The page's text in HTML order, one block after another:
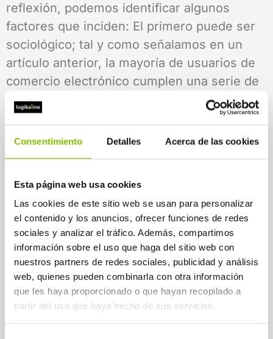
Consentimiento Detalles Acerca de las cookies
Esta página web usa cookies
Las cookies de este sitio web se usan para personalizar
el contenido y los anuncios, ofrecer funciones de redes
sociales y analizar el tráfico. Además, compartimos
información sobre el uso que haga del sitio web con
nuestros partners de redes sociales, publicidad y análisis
web, quienes pueden combinarla con otra información
que les haya proporcionado o que hayan recopilado a
partir del uso que haya hecho de sus servicios.
reflexión, podemos identificar algunos
factores que inciden: El primero puede ser
sociológico; tal y como señalamos en un
artículo anterior, la mayoría de usuarios de
comercio electrónico cumplen una serie de
patrones sociales, son de una edad
concreta, residen en un entorno social
concreto,… están más habituados en
definitiva a hacer uso de este tipo de
Otros factores podrían ser culturales, ya
que hay un alto número de personas a las
que no les gusta hablar por teléfono, al
menos con desconocidos; por lo que puede
existir cierta tendencia a la preferencia de
medios no tan directos. Por otro lado,
cuando preferimos una respuesta escrita,